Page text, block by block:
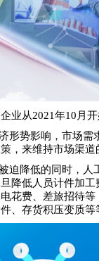
业从2021年10月
形势影响，市场
，来维持市场渠道
迫降低的同时，人
降低人员计件加
花费、差旅招待
、存货积压变质等